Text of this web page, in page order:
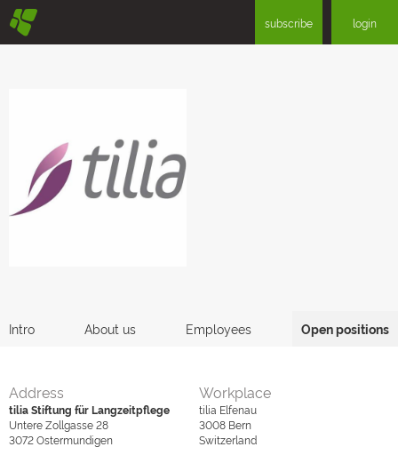
§ subscribe login
Intro About us Employees Open positions
Address
tilia Stiftung für Langzeitpflege
Untere Zollgasse 28
3072Ostermundigen
Workplace
tilia Elfenau
3008 Bern
Switzerland